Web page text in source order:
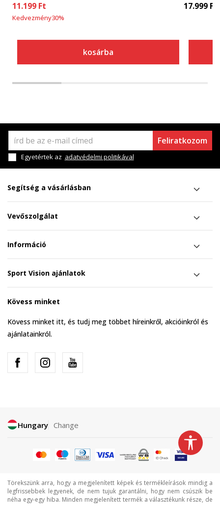
11.199 Ft
Kedvezmény30%
kosárba
17.999 Ft
Feliratkozom
Egyetértek az adatvédelmi politikával
Segítség a vásárlásban
Vevőszolgálat
Információ
Sport Vision ajánlatok
Kövess minket
Kövess minket itt, és tudj meg többet híreinkről, akcióinkról és
ajánlatainkról.
Hungary Change
Törekszünk arra, hogy a megjelenített képek és termékleírások mindig a
legfrissebbek legyenek, de nem tujuk garantálni, hogy nem csúszik be
néha egy-egy hiba. Minden megjelenített termék a választékunk része, de